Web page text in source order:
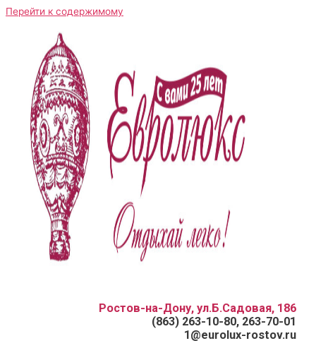
Перейти к содержимому
Ростов-на-Дону, ул.Б.Садовая, 186
(863) 263-10-80, 263-70-01
1@eurolux-rostov.ru